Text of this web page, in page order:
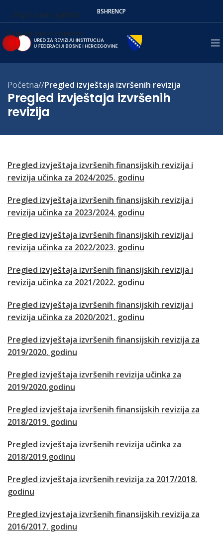
Skip to navigation
Skip to main content
BSHRENСР
Pregled izvještaja izvršenih
revizija
Početna/ Pregled izvještaja izvršenih revizija
Pregled izvještaja izvršenih finansijskih revizija i
revizija učinka za 2024/2025. godinu
Pregled izvještaja izvršenih finansijskih revizija i
revizija učinka za 2023/2024. godinu
Pregled izvještaja izvršenih finansijskih revizija i
revizija učinka za 2022/2023. godinu
Pregled izvještaja izvršenih finansijskih revizija i
revizija učinka za 2021/2022. godinu
Pregled izvještaja izvršenih finansijskih revizija i
revizija učinka za 2020/2021. godinu
Pregled izvještaja izvršenih finansijskih revizija za
2019/2020. godinu
Pregled izvještaja izvršenih revizija učinka za
2019/2020.godinu
Pregled izvještaja izvršenih finansijskih revizija za
2018/2019. godinu
Pregled izvještaja izvršenih revizija učinka za
2018/2019.godinu
Pregled izvještaja izvršenih revizija za 2017/2018.
godinu
Pregled izvjestaja izvršenih finansijskih revizija za
2016/2017. godinu